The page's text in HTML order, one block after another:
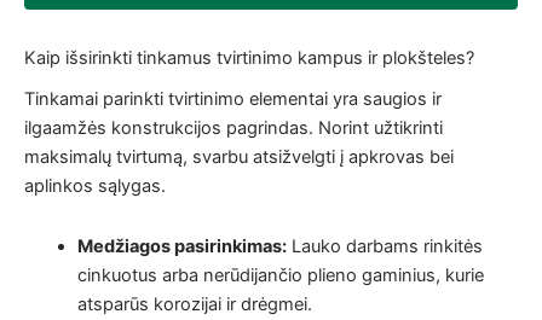
Kaip išsirinkti tinkamus tvirtinimo kampus ir plokšteles?
Tinkamai parinkti tvirtinimo elementai yra saugios ir
ilgaamžės konstrukcijos pagrindas. Norint užtikrinti
maksimalų tvirtumą, svarbu atsižvelgti į apkrovas bei
aplinkos sąlygas.
Medžiagos pasirinkimas:Lauko darbams rinkitės
cinkuotus arba nerūdijančio plieno gaminius, kurie
atsparūs korozijai ir drėgmei.